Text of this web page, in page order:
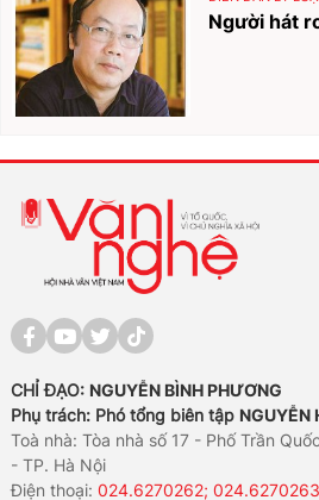
Người hát
CHỈ ĐẠO: NGUYỄN BÌNH PHƯƠNG
Phụ trách: Phó tổng biên tập NGUYỄN
Toà nhà: Tòa nhà số 17 - Phố Trần
- TP. Hà Nội
Điện thoại:024.6270262;